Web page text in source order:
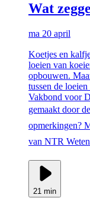
Wat
ma 20 april
Koetjes en
loeien van
opbouwen.
tussen de
Vakbond voor
gemaakt door
opmerkingen?
van NTR
21 min